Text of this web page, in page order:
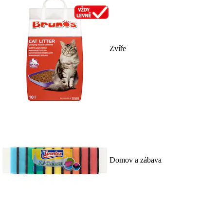
Zvíře
Domov a zábava